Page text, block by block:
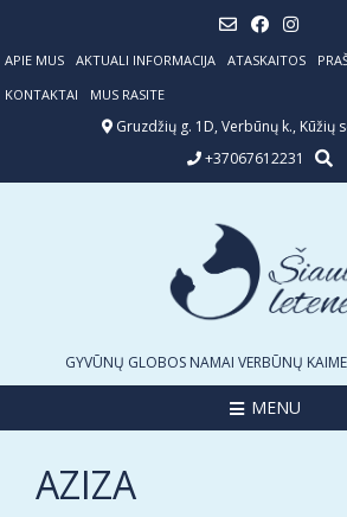
content
APIE MUS AKTUALI INFORMACIJA ATASKAITOS
KONTAKTAI
MUS RASITE
Gruzdžių g. 1D, Verbūnų k., Kūžių
+37067612231
GYVŪNŲ GLOBOS NAMAI VERBŪNŲ
MENU
AZIZA